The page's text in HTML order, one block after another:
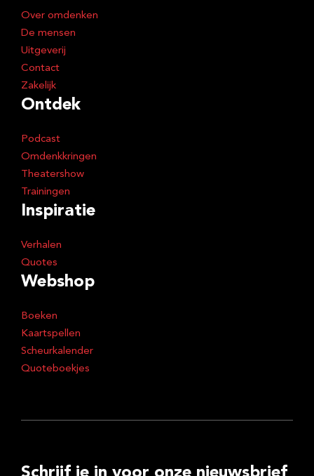
s
Over omdenken
De mensen
Uitgeverij
Contact
Zakelijk
Ontdek
Podcast
Omdenkkringen
Theatershow
Trainingen
Inspiratie
Verhalen
Quotes
Webshop
Boeken
Kaartspellen
Scheurkalender
Quoteboekjes